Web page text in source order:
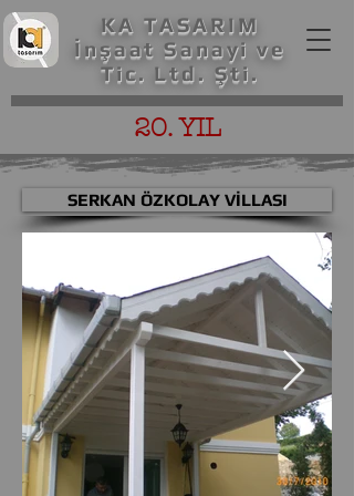
KA TASARIM
İnşaat Sanayi ve
Tic. Ltd. Şti.
20. YIL
SERKAN ÖZKOLAY VİLLASI